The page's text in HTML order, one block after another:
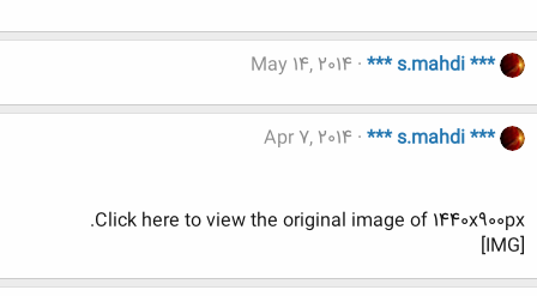
*** s.mahdi ***
May 14, 2014
*** s.mahdi ***
Apr 7, 2014
Click here to view the original image of 1440x900px.
[IMG]